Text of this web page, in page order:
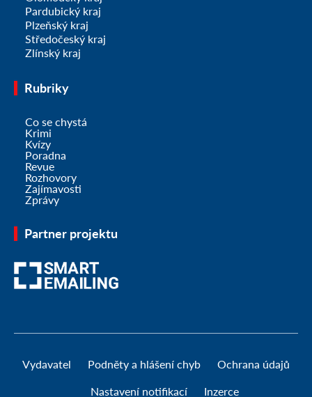
Pardubický kraj
Plzeňský kraj
Středočeský kraj
Zlínský kraj
Rubriky
Co se chystá
Krimi
Kvízy
Poradna
Revue
Rozhovory
Zajímavosti
Zprávy
Partner projektu
Vydavatel Podněty a hlášení chyb Ochrana údajů
Nastavení notifikací Inzerce